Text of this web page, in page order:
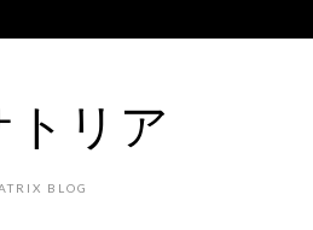
リア
BLOG